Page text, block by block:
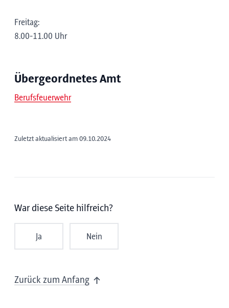
Freitag:
8.00-11.00 Uhr
Übergeordnetes Amt
Berufsfeuerwehr
Zuletzt aktualisiert am 09.10.2024
War diese Seite hilfreich?
Ja Nein
Zurück zum Anfang